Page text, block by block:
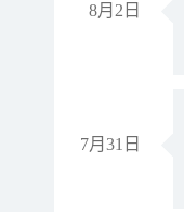
8月2日
7月31日